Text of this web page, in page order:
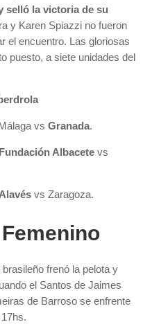
selló la victoria de su
y Karen Spiazzi no fueron
el encuentro. Las gloriosas
puesto, a siete unidades del
vs Granada.
Fundación Albacete vs
Alavésvs Zaragoza.
frenó la pelota y
el Santos de Jaimes
de Barroso se enfrente